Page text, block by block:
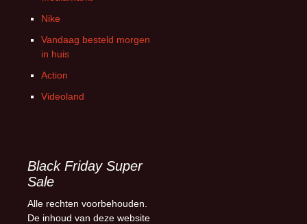
Nike
Vandaag besteld morgen
in huis
Action
Videoland
Black Friday Super
Sale
Alle rechten voorbehouden.
De inhoud van deze website